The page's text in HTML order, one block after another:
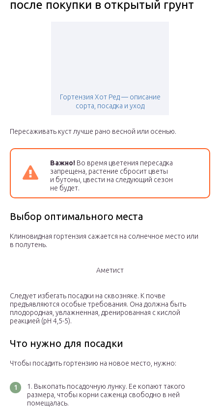
после покупки в открытый грунт
Гортензия Хот Ред — описание
сорта, посадка и уход
Пересаживать куст лучше рано весной или осенью.
Важно! Во время цветения пересадка
запрещена, растение сбросит цветы
и бутоны, цвести на следующий сезон
не будет.
Выбор оптимального места
Клиновидная гортензия сажается на солнечное место или
в полутень.
Аметист
Следует избегать посадки на сквозняке. К почве
предъявляются особые требования. Она должна быть
плодородная, увлажненная, дренированная с кислой
реакцией (рН 4,5-5).
Что нужно для посадки
Чтобы посадить гортензию на новое место, нужно:
Выкопать посадочную лунку. Ее копают такого
размера, чтобы корни саженца свободно в ней
помещалась.